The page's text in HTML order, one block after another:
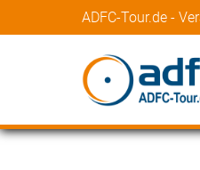
ADFC-Tour.de -